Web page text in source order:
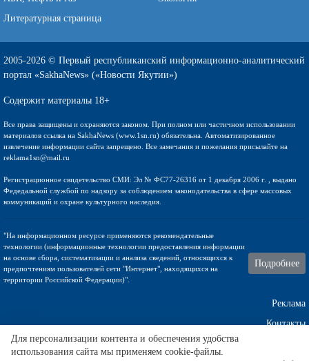
Литературная страница
2005-2026 © Первый республиканский информационно-аналитический
портал «SakhaNews» («Новости Якутии»)
Содержит материалы 18+
Все права защищены и охраняются законом. При полном или частичном использовании
материалов ссылка на SakhaNews (www.1sn.ru) обязательна. Автоматизированное
извлечение информации сайта запрещено. Все замечания и пожелания присылайте на
reklama1sn@mail.ru
Регистрационное свидетельство СМИ: Эл № ФС77-26316 от 1 декабря 2006 г. , выдано
Федедальной службой по надзору за соблюдением законодательства в сфере массовых
коммуникаций и охране культурного наследия.
"На информационном ресурсе применяются рекомендательные
технологии (информационные технологии предоставления информации
на основе сбора, систематизации и анализа сведений, относящихся к
предпочтениям пользователей сети "Интернет", находящихся на
территории Российской Федерации)".
Подробнее
Реклама
Контакты
Техническа поддержка
Для персонализации контента и обеспечения удобства
использования сайта мы применяем cookie-файлы.